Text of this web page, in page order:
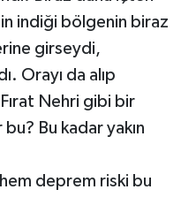
indiği bölgenin biraz
girseydi,
Orayı da alıp
Nehri gibi bir
bu? Bu kadar yakın
hem deprem riski bu